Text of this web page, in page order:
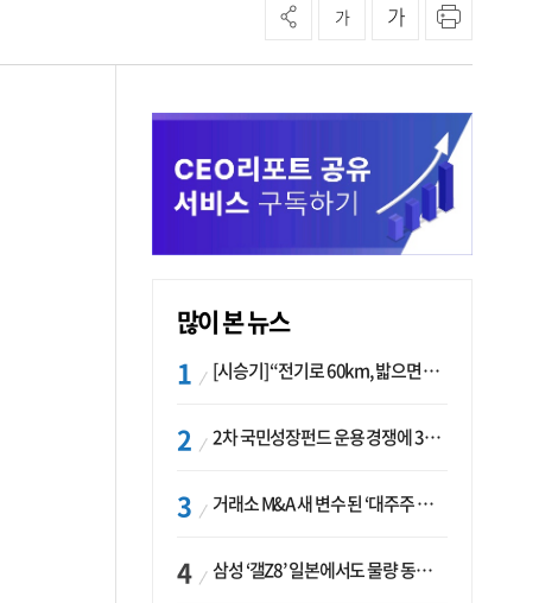
가 가
많이 본 뉴스
[시승기] “전기로 60km, 밟으면 462마력”…볼보 XC60 T8의 두 얼굴
2차 국민성장펀드 운용 경쟁에 33개사 몰렸다…신한·하나 등 새 얼굴 대거 합류
거래소 M&A 새 변수 된 ‘대주주 심사’…네이버·두나무 결합도 영향권
삼성 ‘갤Z8’ 일본에서도 물량 동났다…애플 참전 앞두고 선두 수성 ‘시험대’